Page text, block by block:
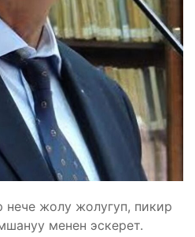
жолу жолугуп, пикир
менен эскерет.